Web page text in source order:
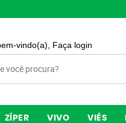
vindo(a), Faça login
ZÍPER VIVO VIÉS